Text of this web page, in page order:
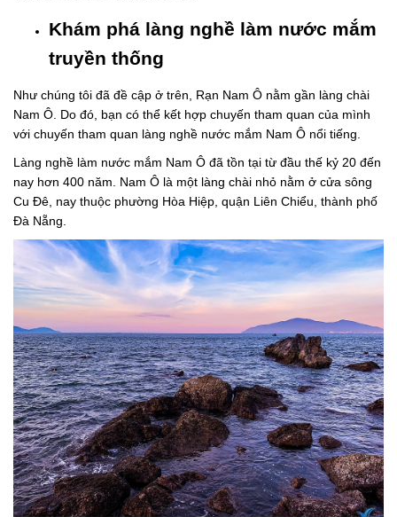
Khám phá làng nghề làm nước mắm
truyền thống
Như chúng tôi đã đề cập ở trên, Rạn Nam Ô nằm gần làng chài
Nam Ô. Do đó, bạn có thể kết hợp chuyến tham quan của mình
với chuyến tham quan làng nghề nước mắm Nam Ô nổi tiếng.
Làng nghề làm nước mắm Nam Ô đã tồn tại từ đầu thế kỷ 20 đến
nay hơn 400 năm. Nam Ô là một làng chài nhỏ nằm ở cửa sông
Cu Đê, nay thuộc phường Hòa Hiệp, quận Liên Chiểu, thành phố
Đà Nẵng.